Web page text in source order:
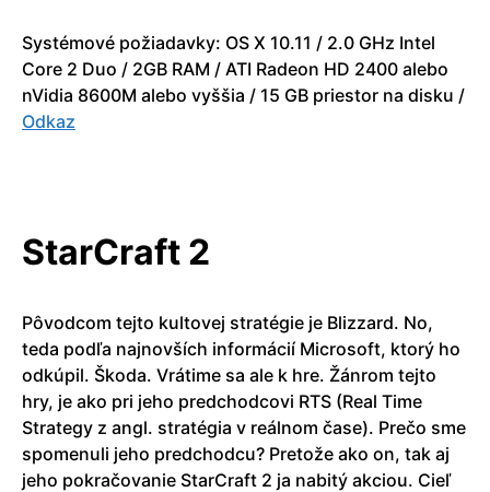
Systémové požiadavky: OS X 10.11 / 2.0 GHz Intel
Core 2 Duo / 2GB RAM / ATI Radeon HD 2400 alebo
nVidia 8600M alebo vyššia / 15 GB priestor na disku /
Odkaz
StarCraft 2
Pôvodcom tejto kultovej stratégie je Blizzard. No,
teda podľa najnovších informácií Microsoft, ktorý ho
odkúpil. Škoda. Vrátime sa ale k hre. Žánrom tejto
hry, je ako pri jeho predchodcovi RTS (Real Time
Strategy z angl. stratégia v reálnom čase). Prečo sme
spomenuli jeho predchodcu? Pretože ako on, tak aj
jeho pokračovanie StarCraft 2 ja nabitý akciou. Cieľ